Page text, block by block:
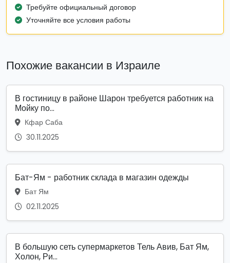
Требуйте официальный договор
Уточняйте все условия работы
Похожие вакансии в Израиле
В гостиницу в районе Шарон требуется работник на
Мойку по...
Кфар Саба
30.11.2025
Бат-Ям - работник склада в магазин одежды
Бат Ям
02.11.2025
В большую сеть супермаркетов Тель Авив, Бат Ям,
Холон, Ри...